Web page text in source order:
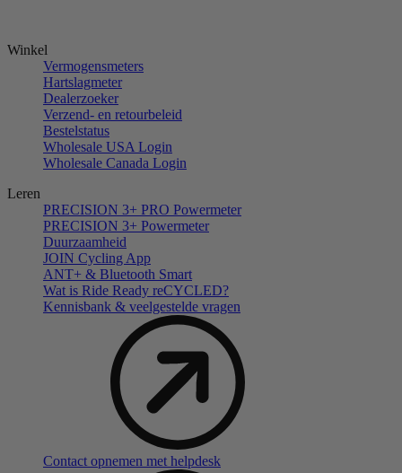
Winkel
Vermogensmeters
Hartslagmeter
Dealerzoeker
Verzend- en retourbeleid
Bestelstatus
Wholesale USA Login
Wholesale Canada Login
Leren
PRECISION 3+ PRO Powermeter
PRECISION 3+ Powermeter
Duurzaamheid
JOIN Cycling App
ANT+ & Bluetooth Smart
Wat is Ride Ready reCYCLED?
Kennisbank & veelgestelde vragen
Contact opnemen met helpdesk